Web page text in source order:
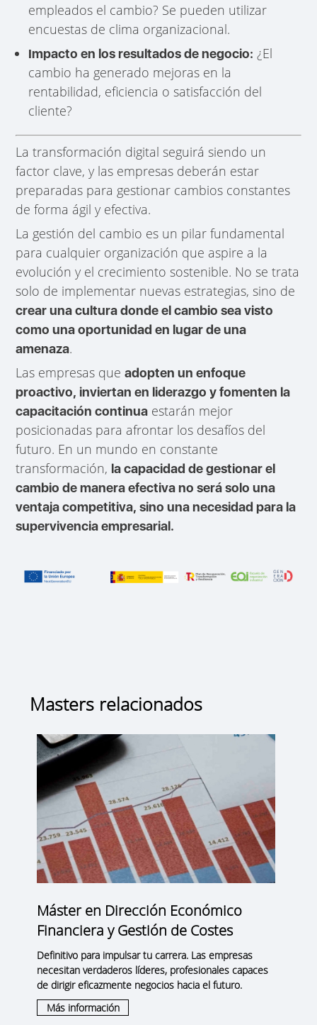
empleados el cambio? Se pueden utilizar
encuestas de clima organizacional.
Impacto en los resultados de negocio: ¿El
cambio ha generado mejoras en la
rentabilidad, eficiencia o satisfacción del
cliente?
La transformación digital seguirá siendo un
factor clave, y las empresas deberán estar
preparadas para gestionar cambios constantes
de forma ágil y efectiva.
La gestión del cambio es un pilar fundamental
para cualquier organización que aspire a la
evolución y el crecimiento sostenible. No se trata
solo de implementar nuevas estrategias, sino de
crear una cultura donde el cambio sea visto
como una oportunidad en lugar de una
amenaza.
Las empresas queadopten un enfoque
proactivo, inviertan en liderazgo y fomenten la
capacitación continua estarán mejor
posicionadas para afrontar los desafíos del
futuro. En un mundo en constante
transformación, la capacidad de gestionar el
cambio de manera efectiva no será solo una
ventaja competitiva, sino una necesidad para la
supervivencia empresarial.
Masters relacionados
Máster en Dirección Económico
Financiera y Gestión de Costes
Definitivo para impulsar tu carrera. Las empresas
necesitan verdaderos líderes, profesionales capaces
de dirigir eficazmente negocios hacia el futuro.
Más información